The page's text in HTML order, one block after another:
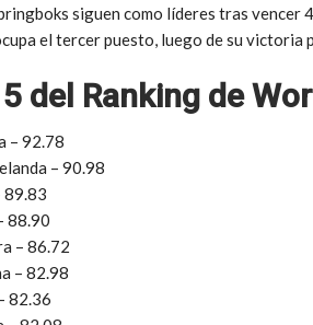
siguen como líderes tras vencer
el tercer puesto, luego de su victoria
del Ranking de
– 92.78
– 90.98
89.83
88.90
– 86.72
– 82.98
82.36